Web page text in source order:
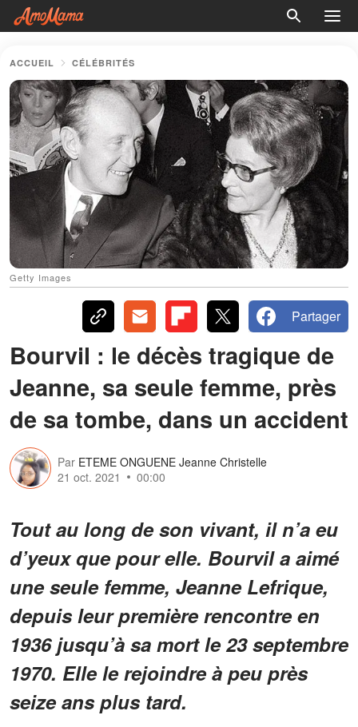
ACCUEIL CÉLÉBRITÉS
Getty Images
Partager
Bourvil : le décès tragique de
Jeanne, sa seule femme, près
de sa tombe, dans un accident
Par ETEME ONGUENE Jeanne Christelle
21 oct. 2021
00:00
Tout au long de son vivant, il n’a eu
d’yeux que pour elle. Bourvil a aimé
une seule femme, Jeanne Lefrique,
depuis leur première rencontre en
1936 jusqu’à sa mort le 23 septembre
1970. Elle le rejoindre à peu près
seize ans plus tard.